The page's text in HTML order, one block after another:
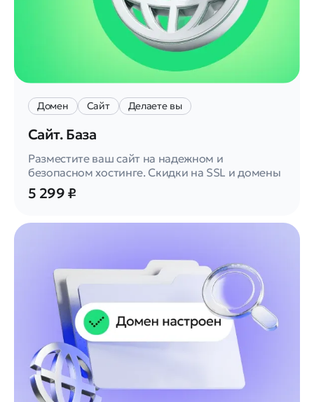
Домен Сайт Делаете вы
Сайт. База
Разместите ваш сайт на надежном и
безопасном хостинге. Скидки на SSL и домены
5 299 ₽